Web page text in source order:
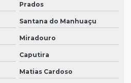
Prados
Santana do Manhuaçu
Miradouro
Caputira
Matias Cardoso